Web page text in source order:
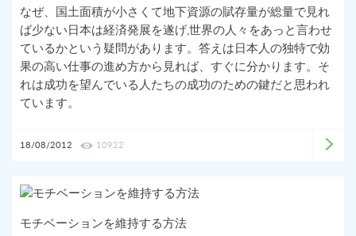
なぜ、国土面積が小さくて地下資源の賦存量が総量で見れ
ば少ない日本は経済発展を遂げ,世界の人々をあっと言わせ
ているかという疑問があります。答えは日本人の独特で効
果の高い仕事の進め方から見れば、すぐに分かります。そ
れは成功を望んでいる人たちの成功のための鍵だと思われ
ています。
18/08/2012 10922
モチベーションを維持する方法